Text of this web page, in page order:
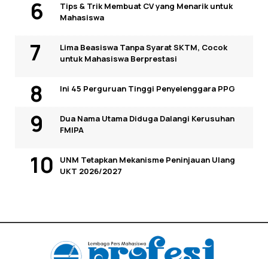
Tips & Trik Membuat CV yang Menarik untuk
Mahasiswa
Lima Beasiswa Tanpa Syarat SKTM, Cocok
untuk Mahasiswa Berprestasi
Ini 45 Perguruan Tinggi Penyelenggara PPG
Dua Nama Utama Diduga Dalangi Kerusuhan
FMIPA
UNM Tetapkan Mekanisme Peninjauan Ulang
UKT 2026/2027